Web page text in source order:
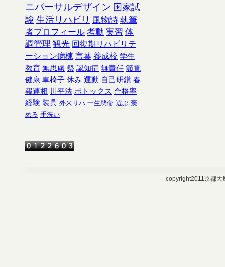
ニバーサルデザイン 国家試
験 生活リハビリ 風物詩 執筆
者プロフィール 考動 実習 体
調管理 観光 回復期リハビリテ
ーション病棟 言葉 養成校 学生
教育 無思慮 祭 認知症 無責任 節電
健康 車椅子 休み 運動 自己研鑽 春
報連相 川平法 ボトックス 合格率
経験 装具 外来リハ 一生懸命 選ぶ 褒
める 手洗い
copyright2011京都